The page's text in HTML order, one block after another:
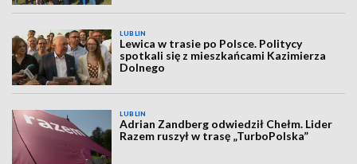
LUBLIN
Lewica w trasie po Polsce. Politycy
spotkali się z mieszkańcami Kazimierza
Dolnego
LUBLIN
Adrian Zandberg odwiedził Chełm. Lider
Razem ruszył w trasę „TurboPolska”